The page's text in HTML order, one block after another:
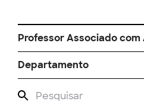
Professor Associado
Departamento